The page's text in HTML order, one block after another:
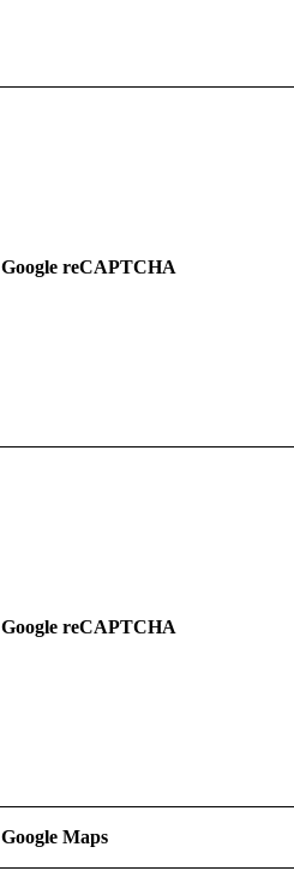
Google reCAPTCHA
Google reCAPTCHA
Google Maps